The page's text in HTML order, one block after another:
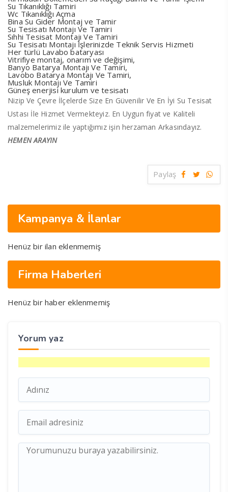
Su Tıkanıklığı Tamiri
Wc Tıkanıklığı Açma
Bina Su Gider Montaj ve Tamir
Su Tesisatı Montajı Ve Tamiri
Sıhhi Tesisat Montajı Ve Tamiri
Su Tesisatı Montajı İşlerinizde Teknik Servis Hizmeti
Her türlü Lavabo bataryası
Vitrifiye montaj, onarım ve değişimi,
Banyo Batarya Montajı Ve Tamiri,
Lavobo Batarya Montajı Ve Tamiri,
Musluk Montajı Ve Tamiri
Güneş enerjisi kurulum ve tesisatı
Nizip Ve Çevre İlçelerde Size En Güvenilir Ve En İyi Su Tesisat
Ustası İle Hizmet Vermekteyiz. En Uygun fiyat ve Kaliteli
malzemelerimiz ile yaptığımız işin herzaman Arkasındayız.
HEMEN ARAYIN
Paylaş
Kampanya & İlanlar
Henüz bir ilan eklenmemiş
Firma Haberleri
Henüz bir haber eklenmemiş
Yorum yaz